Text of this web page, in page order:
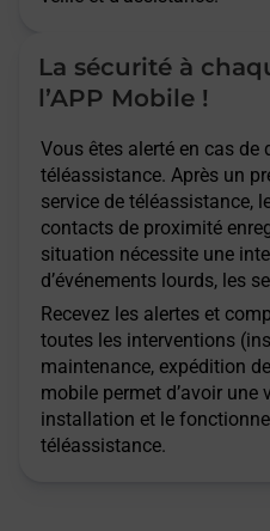
La sécurité à
l’APP Mobile !
Vous êtes alerté en cas de
téléassistance. Après un
service de téléassistance,
contacts de proximité
situation nécessite une
d’événements lourds, les
Recevez les alertes et
toutes les interventions
maintenance, expédition
mobile permet d’avoir
installation et le
téléassistance.